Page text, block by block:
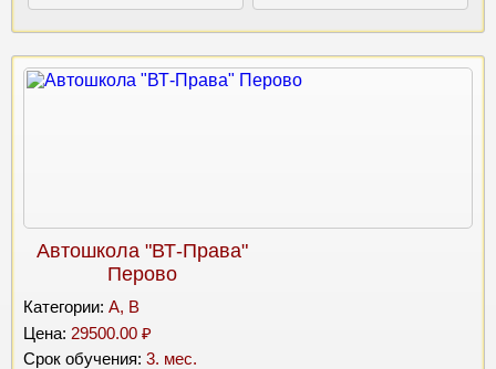
Автошкола "ВТ-Права"
Перово
Категории: A, B
Цена: 29500.00 ₽
Срок обучения: 3. мес.